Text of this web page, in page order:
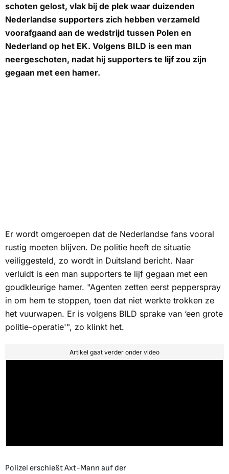
schoten gelost, vlak bij de plek waar duizenden
Nederlandse supporters zich hebben verzameld
voorafgaand aan de wedstrijd tussen Polen en
Nederland op het EK. Volgens BILD is een man
neergeschoten, nadat hij supporters te lijf zou zijn
gegaan met een hamer.
Er wordt omgeroepen dat de Nederlandse fans vooral
rustig moeten blijven. De politie heeft de situatie
veiliggesteld, zo wordt in Duitsland bericht. Naar
verluidt is een man supporters te lijf gegaan met een
goudkleurige hamer. "Agenten zetten eerst pepperspray
in om hem te stoppen, toen dat niet werkte trokken ze
het vuurwapen. Er is volgens BILD sprake van ‘een grote
politie-operatie'", zo klinkt het.
Artikel gaat verder onder video
Polizei erschießt Axt-Mann auf der